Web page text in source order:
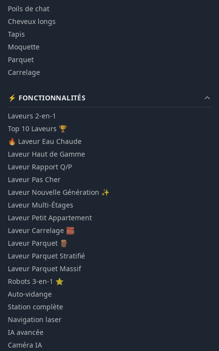
Poils de chat
Cheveux longs
Tapis
Moquette
Parquet
Carrelage
⚡ FONCTIONNALITÉS
Laveurs 2-en-1
Top 10 Laveurs 🏆
🔥 Laveur Eau Chaude
Laveur Haut de Gamme
Laveur Rapport Q/P
Laveur Pas Cher
Laveur Nouvelle Génération ✨
Laveur Multi-Étages
Laveur Petit Appartement
Laveur Carrelage 🧱
Laveur Parquet 🪵
Laveur Parquet Stratifié
Laveur Parquet Massif
Robots 3-en-1 ⭐
Auto-vidange
Station complète
Navigation laser
IA avancée
Caméra IA